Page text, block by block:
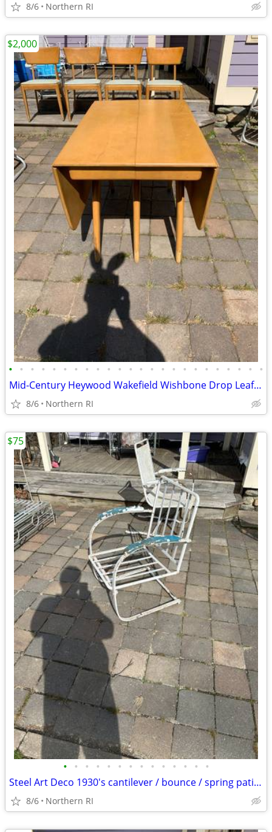
8/6 Northern RI
• • • • • • • • • • • • • • • • • • • • • • • •
Mid-Century Heywood Wakefield Wishbone Drop Leaf Dining table A476
8/6 Northern RI
$2,000
• • • • • • • • • • • • • •
Steel Art Deco 1930's cantilever / bounce / spring patio rocker A427
8/6 Northern RI
$75